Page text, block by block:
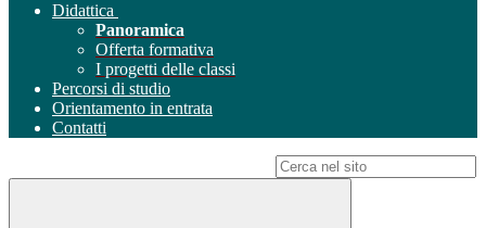
Didattica
Panoramica
Offerta formativa
I progetti delle classi
Percorsi di studio
Orientamento in entrata
Contatti